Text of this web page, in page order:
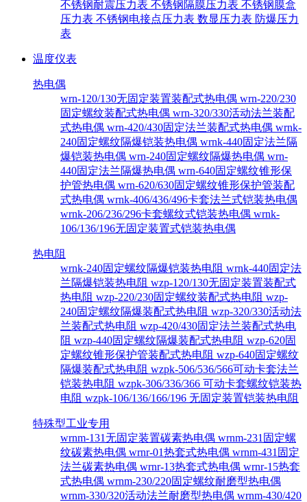
不锈钢耐震压力表 不锈钢隔膜压力表 不锈钢膜盒
压力表 不锈钢电接点压力表 数显压力表 防爆压力
表
温度仪表
热电偶
wrn-120/130无固定装置装配式热电偶 wrn-220/230
固定螺纹装配式热电偶 wrn-320/330活动法兰装配
式热电偶 wrn-420/430固定法兰装配式热电偶 wrnk-
240固定螺纹隔爆铠装热电偶 wrnk-440固定法兰隔
爆铠装热电偶 wrn-240固定螺纹隔爆热电偶 wrn-
440固定法兰隔爆热电偶 wrn-640固定螺纹锥形保
护管热电偶 wrn-620/630固定螺纹锥形保护管装配
式热电偶 wrnk-406/436/496卡套法兰式铠装热电偶
wrnk-206/236/296卡套螺纹式铠装热电偶 wrnk-
106/136/196无固定装置式铠装热电偶
热电阻
wrnk-240固定螺纹隔爆铠装热电阻 wrnk-440固定法
兰隔爆铠装热电阻 wzp-120/130无固定装置装配式
热电阻 wzp-220/230固定螺纹装配式热电阻 wzp-
240固定螺纹隔爆装配式热电阻 wzp-320/330活动法
兰装配式热电阻 wzp-420/430固定法兰装配式热电
阻 wzp-440固定螺纹隔爆装配式热电阻 wzp-620固
定螺纹锥形保护管装配式热电阻 wzp-640固定螺纹
隔爆装配式热电阻 wzpk-506/536/566可动卡套法兰
铠装热电阻 wzpk-306/336/366 可动卡套螺纹铠装热
电阻 wzpk-106/136/166/196 无固定装置铠装热电阻
特殊型工业专用
wrnm-131无固定装置碳素热电偶 wrnm-231固定螺
纹碳素热电偶 wrnr-01热套式热电偶 wrnm-431固定
法兰碳素热电偶 wrnr-13热套式热电偶 wrnr-15热套
式热电偶 wrnm-230/220固定螺纹耐磨型热电偶
wrnm-330/320活动法兰耐磨型热电偶 wrnm-430/420